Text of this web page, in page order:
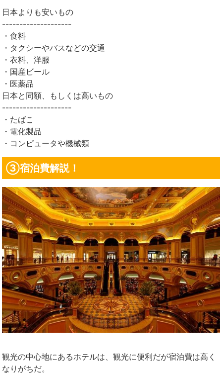
日本よりも安いもの
--------------------
・食料
・タクシーやバスなどの交通
・衣料、洋服
・国産ビール
・医薬品
日本と同額、もしくは高いもの
--------------------
・たばこ
・電化製品
・コンピュータや機械類
③宿泊費解説！
観光の中心地にあるホテルは、観光に便利だが宿泊費は高く
なりがちだ。